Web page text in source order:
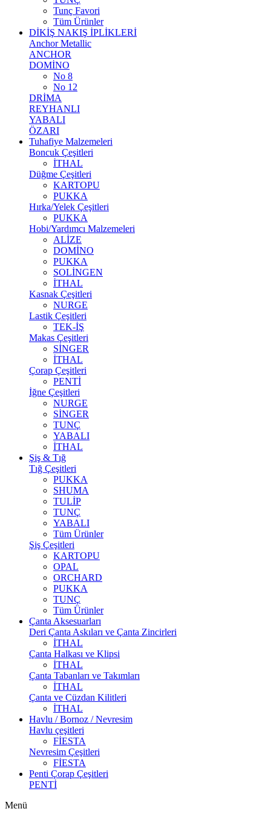
Tunç Favori
Tüm Ürünler
DİKİŞ NAKIŞ İPLİKLERİ
Anchor Metallic
ANCHOR
DOMİNO
No 8
No 12
DRİMA
REYHANLI
YABALI
ÖZARI
Tuhafiye Malzemeleri
Boncuk Çeşitleri
İTHAL
Düğme Çeşitleri
KARTOPU
PUKKA
Hırka/Yelek Çeşitleri
PUKKA
Hobi/Yardımcı Malzemeleri
ALİZE
DOMİNO
PUKKA
SOLİNGEN
İTHAL
Kasnak Çeşitleri
NURGE
Lastik Çeşitleri
TEK-İŞ
Makas Çeşitleri
SİNGER
İTHAL
Çorap Çeşitleri
PENTİ
İğne Çeşitleri
NURGE
SİNGER
TUNÇ
YABALI
İTHAL
Şiş & Tığ
Tığ Çeşitleri
PUKKA
SHUMA
TULİP
TUNÇ
YABALI
Tüm Ürünler
Şiş Çeşitleri
KARTOPU
OPAL
ORCHARD
PUKKA
TUNÇ
Tüm Ürünler
Çanta Aksesuarları
Deri Çanta Askıları ve Çanta Zincirleri
İTHAL
Çanta Halkası ve Klipsi
İTHAL
Çanta Tabanları ve Takımları
İTHAL
Çanta ve Cüzdan Kilitleri
İTHAL
Havlu / Bornoz / Nevresim
Havlu çeşitleri
FİESTA
Nevresim Çeşitleri
FİESTA
Penti Çorap Çeşitleri
PENTİ
Menü